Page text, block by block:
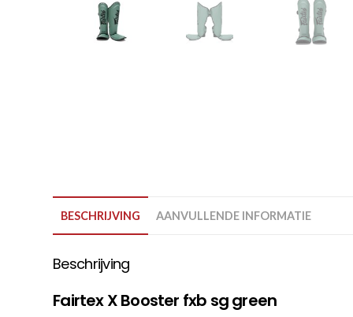
Stoot-
BESCHRIJVING AANVULLENDE INFORMATIE
Beschrijving
Fairtex X Booster fxb sg green